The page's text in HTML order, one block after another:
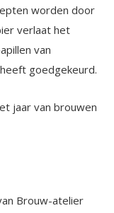
worden door
verlaat het
van
goedgekeurd.
jaar van brouwen
Brouw-atelier